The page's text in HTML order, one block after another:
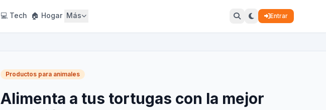
💻 Tech 🏠 Hogar Más Entrar
Productos para animales
Alimenta a tus tortugas con la mejor